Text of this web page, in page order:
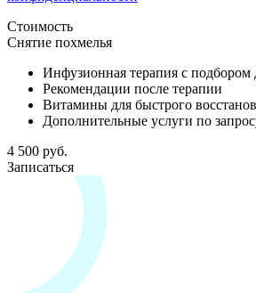
Стоимость
Снятие похмелья
Инфузионная терапия с подбором
Рекомендации после терапии
Витамины для быстрого
Дополнительные услуги по
4 500 руб.
Записаться